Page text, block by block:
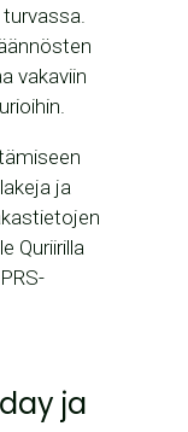
vakaviin
ja
Quriirilla
ja